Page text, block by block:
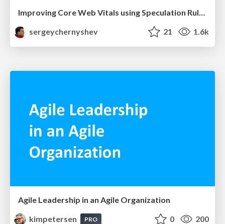
Improving Core Web Vitals using Speculation Rules API
sergeychernyshev
21 1.6k
Agile Leadership in an Agile Organization
kimpetersen
PRO 0 200